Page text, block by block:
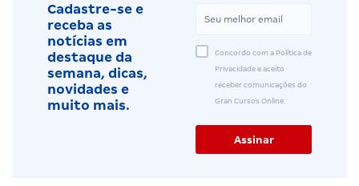
Cadastre-se e
receba as
notícias em
destaque da
semana, dicas,
novidades e
muito mais.
Concordo com a Política de
Privacidade e aceito
receber comunicações do
Gran Cursos Online.